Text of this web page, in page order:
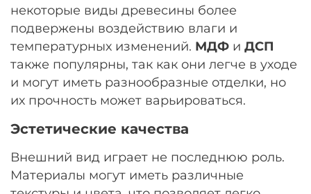
некоторые виды древесины более
подвержены воздействию влаги и
температурных изменений. МДФ и ДСП
также популярны, так как они легче в уходе
и могут иметь разнообразные отделки, но
их прочность может варьироваться.
Эстетические качества
Внешний вид играет не последнюю роль.
Материалы могут иметь различные